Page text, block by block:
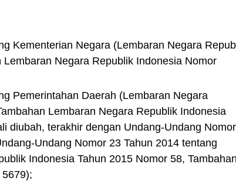
Kementerian Negara (Lembaran Negara
Negara Republik Indonesia Nomor
Pemerintahan Daerah (Lembaran Negara
Lembaran Negara Republik Indonesia
diubah, terakhir dengan Undang-Undang
Undang Nomor 23 Tahun 2014 tentang
Indonesia Tahun 2015 Nomor 58,